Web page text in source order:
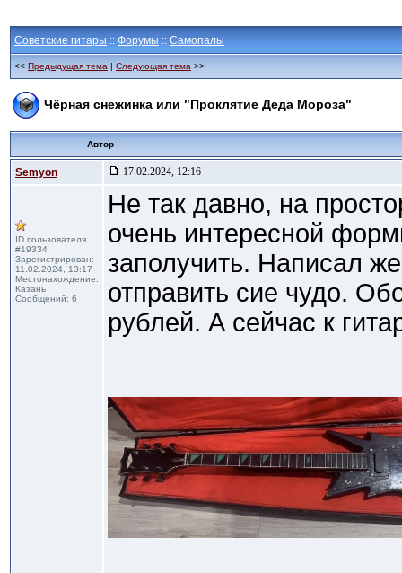
Советские гитары :: Форумы :: Самопалы
<< Предыдущая тема | Следующая тема >>
Чёрная снежинка или "Проклятие Деда Мороза"
Автор
Semyon 17.02.2024, 12:16
ID пользователя
#19334
Зарегистрирован:
11.02.2024, 13:17
Местонахождение:
Казань
Сообщений: 6
Не так давно, на
очень интересной
заполучить. Написал
отправить сие чудо.
рублей. А сейчас к